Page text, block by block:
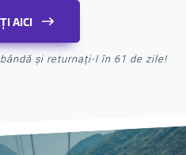
AICI
și returnați-l în 61 de zile!